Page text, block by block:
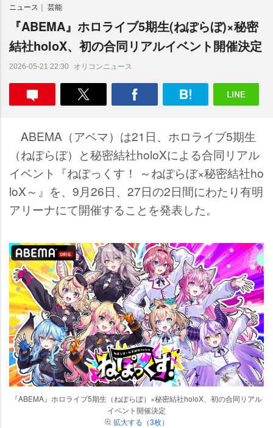
ニュース 芸能
『ABEMA』ホロライブ5期生(ねぽらぼ)×秘密
結社holoX、初の合同リアルイベント開催決定
2026-05-21 22:30 オリコンニュース
ABEMA（アベマ）は21日、ホロライブ5期生
（ねぽらぼ）と秘密結社holoXによる合同リアル
イベント『ねぽっくす！ ～ねぽらぼ×秘密結社ho
loX～』を、9月26日、27日の2日間にわたり有明
アリーナにて開催することを発表した。
『ABEMA』ホロライブ5期生（ねぽらぼ）×秘密結社holoX、初の合同リアル
イベント開催決定
拡大する（3枚）